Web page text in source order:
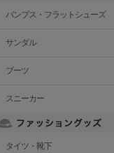
パンプス・フラットシューズ
サンダル
ブーツ
スニーカー
タイツ・靴下